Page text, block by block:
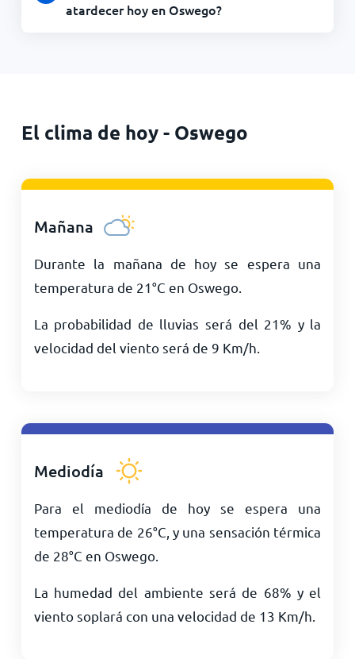
atardecer hoy en Oswego?
El clima de hoy - Oswego
Mañana
Durante la mañana de hoy se espera una
temperatura de 21°C en Oswego.
La probabilidad de lluvias será del 21% y la
velocidad del viento será de 9 Km/h
Mediodía
Para el mediodía de hoy se espera una
temperatura de 26°C , y una sensación térmica
de 28°C en Oswego.
La humedad del ambiente será de 68% y el
viento soplará con una velocidad de 13 Km/h